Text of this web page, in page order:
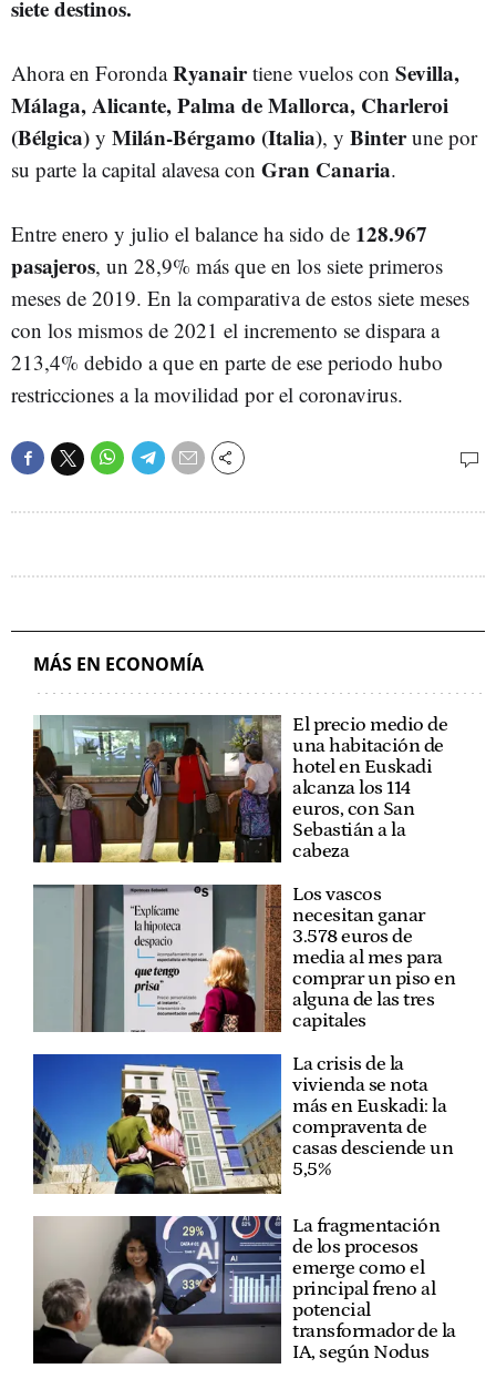
siete destinos.
Ahora en ForondaRyanairtiene vuelos con Sevilla,
Málaga, Alicante, Palma de Mallorca, Charleroi
(Bélgica) y Milán-Bérgamo (Italia), y Binterune por
su parte la capital alavesa con Gran Canaria.
Entre enero y julio el balance ha sido de 128.967
pasajeros, un 28,9% más que en los siete primeros
meses de 2019. En la comparativa de estos siete meses
con los mismos de 2021 el incremento se dispara a
213,4% debido a que en parte de ese periodo hubo
restricciones a la movilidad por el coronavirus.
MÁS EN ECONOMÍA
El precio medio de
una habitación de
hotel en Euskadi
alcanza los 114
euros, con San
Sebastián a la
cabeza
Los vascos
necesitan ganar
3.578 euros de
media al mes para
comprar un piso en
alguna de las tres
capitales
La crisis de la
vivienda se nota
más en Euskadi: la
compraventa de
casas desciende un
5,5%
La fragmentación
de los procesos
emerge como el
principal freno al
potencial
transformador de la
IA, según Nodus